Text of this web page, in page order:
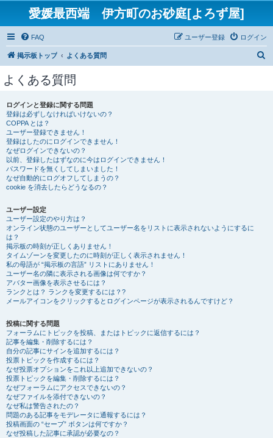
愛媛最西端 伊方町のお砂庭[よろず屋]
FAQ ログイン
ユーザー登録
掲示板トップ よくある質問
よくある質問
ログインと登録に関する問題
登録は必ずしなければいけないの？
COPPA とは？
ユーザー登録できません！
登録はしたのにログインできません！
なぜログインできないの？
以前、登録したはずなのに今はログインできません！
パスワードを無くしてしまいました！
なぜ自動的にログオフしてしまうの？
cookie を消去したらどうなるの？
ユーザー設定
ユーザー設定のやり方は？
オンライン状態のユーザーとしてユーザー名をリストに表示されないようにするに
は？
掲示板の時刻が正しくありません！
タイムゾーンを変更したのに時刻が正しく表示されません！
私の母語が “掲示板の言語” リストにありません！
ユーザー名の隣に表示される画像は何ですか？
アバター画像を表示させるには？
ランクとは？ ランクを変更するには？?
メールアイコンをクリックするとログインページが表示されるんですけど？
投稿に関する問題
フォーラムにトピックを投稿、またはトピックに返信するには？
記事を編集・削除するには？
自分の記事にサインを追加するには？
投票トピックを作成するには？
なぜ投票オプションをこれ以上追加できないの？
投票トピックを編集・削除するには？
なぜフォーラムにアクセスできないの？
なぜファイルを添付できないの？
なぜ私は警告されたの？
問題のある記事をモデレータに通報するには？
投稿画面の “セーブ” ボタンは何ですか？
なぜ投稿した記事に承認が必要なの？